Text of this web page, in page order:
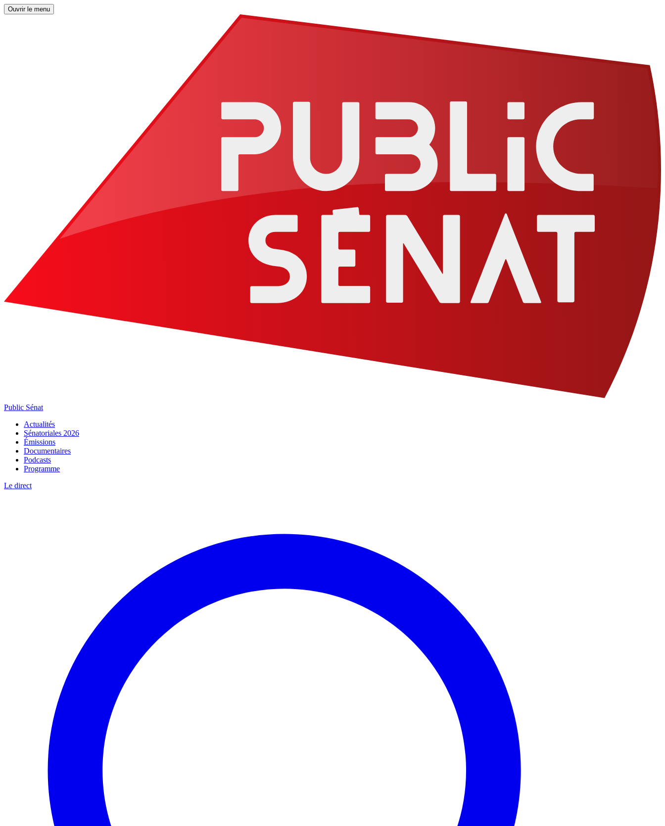
Ouvrir le menu
Public Sénat
Actualités
Sénatoriales 2026
Émissions
Documentaires
Podcasts
Programme
Le direct